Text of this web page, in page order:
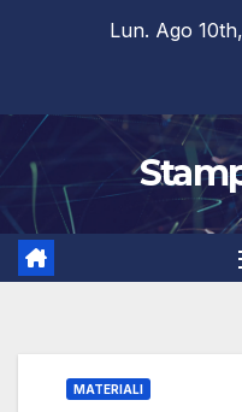
Lun. Ago
MATERIALI